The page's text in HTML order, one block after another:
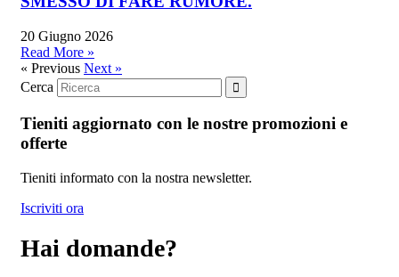
20 Giugno 2026
Read More »
« Previous Next »
Cerca
Tieniti aggiornato con le nostre promozioni e
offerte
Tieniti informato con la nostra newsletter.
Iscriviti ora
Hai domande?